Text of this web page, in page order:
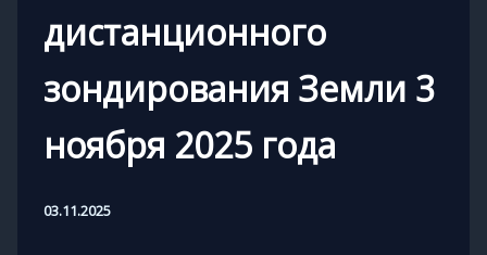
дистанционного
зондирования Земли 3
ноября 2025 года
03.11.2025